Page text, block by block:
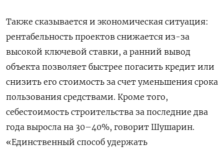
Также сказывается и экономическая ситуация:
рентабельность проектов снижается из-за
высокой ключевой ставки, а ранний вывод
объекта позволяет быстрее погасить кредит или
снизить его стоимость за счет уменьшения срока
пользования средствами. Кроме того,
себестоимость строительства за последние два
года выросла на 30–40%, говорит Шушарин.
«Единственный способ удержать